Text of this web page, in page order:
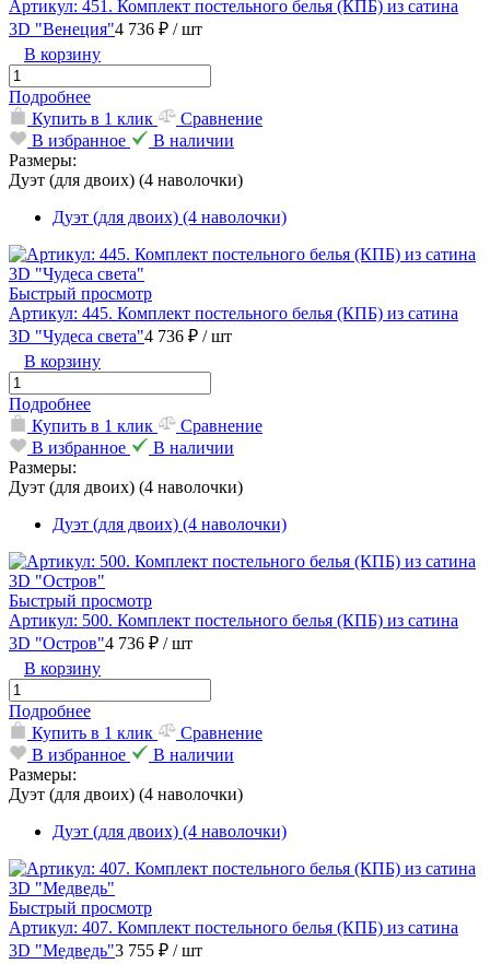
Артикул: 451. Комплект постельного белья (КПБ) из сатина
3D "Венеция"4 736 ₽ / шт
В корзину
Подробнее
Купить в 1 клик
Сравнение
В избранное
В наличии
Размеры:
Дуэт (для двоих) (4 наволочки)
Дуэт (для двоих) (4 наволочки)
Быстрый просмотр
Артикул: 445. Комплект постельного белья (КПБ) из сатина
3D "Чудеса света"4 736 ₽ / шт
В корзину
Подробнее
Купить в 1 клик
Сравнение
В избранное
В наличии
Размеры:
Дуэт (для двоих) (4 наволочки)
Дуэт (для двоих) (4 наволочки)
Быстрый просмотр
Артикул: 500. Комплект постельного белья (КПБ) из сатина
3D "Остров"4 736 ₽ / шт
В корзину
Подробнее
Купить в 1 клик
Сравнение
В избранное
В наличии
Размеры:
Дуэт (для двоих) (4 наволочки)
Дуэт (для двоих) (4 наволочки)
Быстрый просмотр
Артикул: 407. Комплект постельного белья (КПБ) из сатина
3D "Медведь"3 755 ₽ / шт